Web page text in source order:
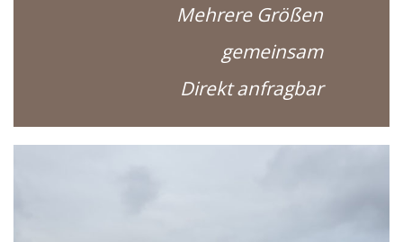
Mehrere Größen
gemeinsam
Direkt anfragbar